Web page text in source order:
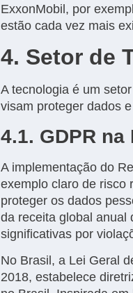
ExxonMobil, por
estão cada vez mais
4. Setor de
A tecnologia é um
visam proteger dados
4.1. GDPR na
A implementação do
exemplo claro de risco
proteger os dados
da receita global anual
significativas por
No Brasil, a Lei Geral
2018, estabelece